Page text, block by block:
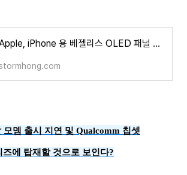
Apple, iPhone 용 베젤리스 OLED 패널 삼성과 LG 에 개발을 요청??
stormhong.com
모뎀 출시 지연 및 Qualcomm 칩셋
즈에 탑재할 것으로 보인다?